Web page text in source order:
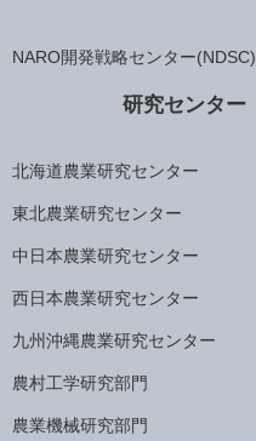
NARO開発戦略センター(NDSC)
研究センター
北海道農業研究センター
東北農業研究センター
中日本農業研究センター
西日本農業研究センター
九州沖縄農業研究センター
農村工学研究部門
農業機械研究部門